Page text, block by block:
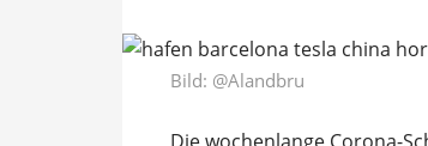
Bild: @Alandbru
Die wochenlange Corona-